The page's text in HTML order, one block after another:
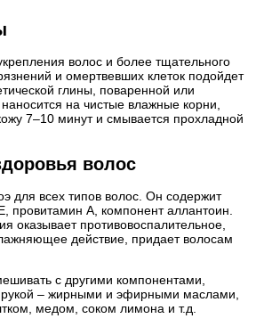
волос и более тщательного
и омертвевших клеток подойдет
глины, поваренной или
на чистые влажные корни,
7–10 минут и смывается прохладной
волос
для всех типов волос. Он содержит
провитамин А, компонент аллантоин.
оказывает противовоспалительное,
действие, придает волосам
с другими компонентами,
– жирными и эфирными маслами,
медом, соком лимона и т.д.